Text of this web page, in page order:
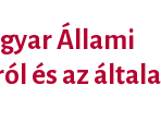
Állami
és az általa